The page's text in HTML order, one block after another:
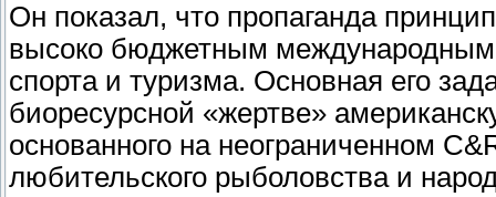
Он показал, что пропаганда
высоко бюджетным международным
спорта и туризма. Основная его
биоресурсной «жертве»
основанного на неограниченном
любительского рыболовства и